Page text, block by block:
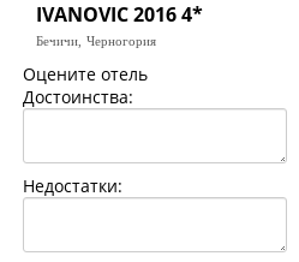
Цены дня
Страны
IVANOVIC 2016 4*
Бечичи, Черногория
Оцените отель
Достоинства:
Недостатки: